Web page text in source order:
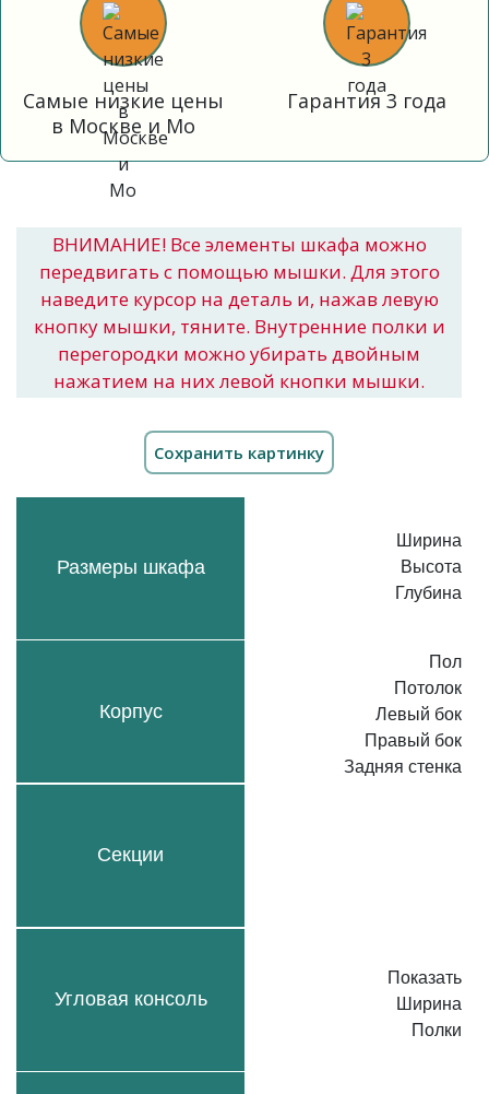
Самые низкие цены
в Москве и Мо
Гарантия 3 года
ВНИМАНИЕ! Все элементы шкафа можно
передвигать с помощью мышки. Для этого
наведите курсор на деталь и, нажав левую
кнопку мышки, тяните. Внутренние полки и
перегородки можно убирать двойным
нажатием на них левой кнопки мышки.
Размеры шкафа
Корпус
Секции
Угловая консоль
Ширина
Высота
Глубина
Пол
Потолок
Левый бок
Правый бок
Задняя стенка
Показать
Ширина
Полки